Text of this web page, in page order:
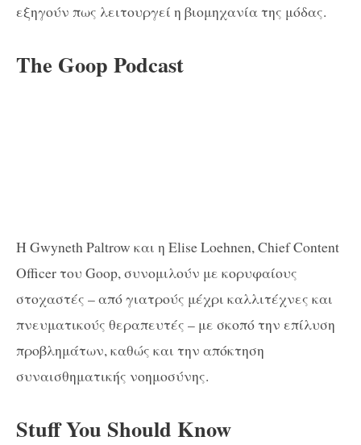
εξηγούν πως λειτουργεί η βιομηχανία της μόδας.
The Goop Podcast
H Gwyneth Paltrow και η Elise Loehnen, Chief Content
Officer του Goop, συνομιλούν με κορυφαίους
στοχαστές – από γιατρούς μέχρι καλλιτέχνες και
πνευματικούς θεραπευτές – με σκοπό την επίλυση
προβλημάτων, καθώς και την απόκτηση
συναισθηματικής νοημοσύνης.
Stuff You Should Know